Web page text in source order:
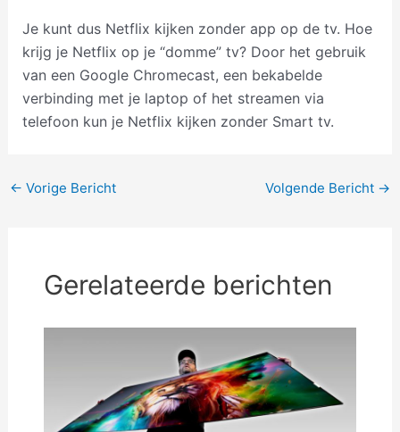
Je kunt dus Netflix kijken zonder app op de tv. Hoe
krijg je Netflix op je “domme” tv? Door het gebruik
van een Google Chromecast, een bekabelde
verbinding met je laptop of het streamen via
telefoon kun je Netflix kijken zonder Smart tv.
Bericht
← Vorige Bericht Volgende Bericht →
Gerelateerde berichten